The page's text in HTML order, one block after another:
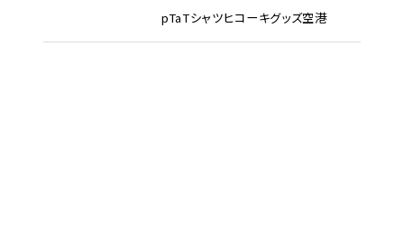
pTaTシャツヒコーキグッズ空港